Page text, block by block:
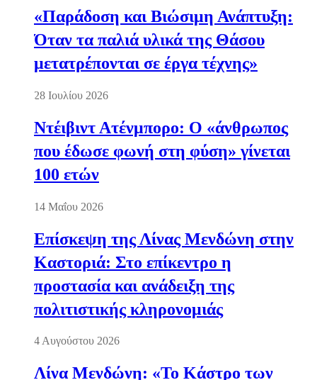
«Παράδοση και Βιώσιμη Ανάπτυξη:
Όταν τα παλιά υλικά της Θάσου
μετατρέπονται σε έργα τέχνης»
28 Ιουλίου 2026
Ντέιβιντ Ατένμπορο: Ο «άνθρωπος
που έδωσε φωνή στη φύση» γίνεται
100 ετών
14 Μαΐου 2026
Επίσκεψη της Λίνας Μενδώνη στην
Καστοριά: Στο επίκεντρο η
προστασία και ανάδειξη της
πολιτιστικής κληρονομιάς
4 Αυγούστου 2026
Λίνα Μενδώνη: «Το Κάστρο των